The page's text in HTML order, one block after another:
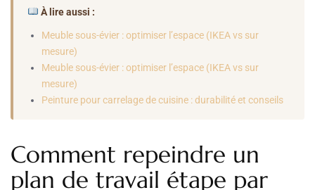
À lire aussi :
Meuble sous-évier : optimiser l’espace (IKEA vs sur
mesure)
Meuble sous-évier : optimiser l’espace (IKEA vs sur
mesure)
Peinture pour carrelage de cuisine : durabilité et conseils
Comment repeindre un
plan de travail étape par